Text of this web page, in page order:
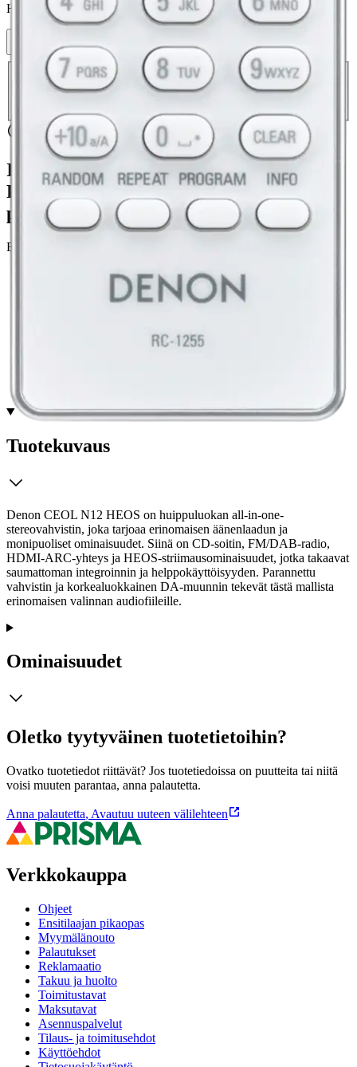
Hinta ilman S-Etukorttia:
649,00 €
Verkkokaupan hinta
Valitse toimitustapa
Nouto myymälästä
Toimitus
Ilmainen toimitus yli 100 €:n tilauksille
Postin pakettiautomaattiin tai
palvelupisteeseen!
Etu ei koske Suuri‑lisäpalvelulla toimitettavia tuotteita.
Tuotekuvaus
Denon CEOL N12 HEOS on huippuluokan all-in-one-
stereovahvistin, joka tarjoaa erinomaisen äänenlaadun ja
monipuoliset ominaisuudet. Siinä on CD-soitin, FM/DAB-radio,
HDMI-ARC-yhteys ja HEOS-striimausominaisuudet, jotka takaavat
saumattoman integroinnin ja helppokäyttöisyyden. Parannettu
vahvistin ja korkealuokkainen DA-muunnin tekevät tästä mallista
erinomaisen valinnan audiofiileille.
Ominaisuudet
Oletko tyytyväinen tuotetietoihin?
Ovatko tuotetiedot riittävät? Jos tuotetiedoissa on puutteita tai niitä
voisi muuten parantaa, anna palautetta.
Anna palautetta, Avautuu uuteen välilehteen
Verkkokauppa
Ohjeet
Ensitilaajan pikaopas
Myymälänouto
Palautukset
Reklamaatio
Takuu ja huolto
Toimitustavat
Maksutavat
Asennuspalvelut
Tilaus- ja toimitusehdot
Käyttöehdot